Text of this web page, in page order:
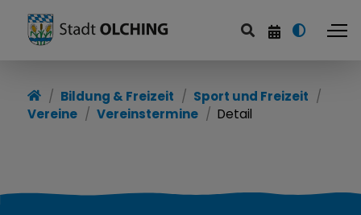
Bildung & Freizeit
Sport und Freizeit
Vereine
Vereinstermine Detail